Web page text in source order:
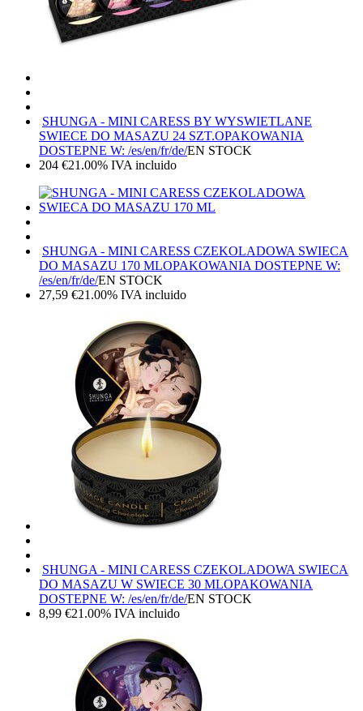
SHUNGA - MINI CARESS BY WYSWIETLANE
SWIECE DO MASAZU 24 SZT.OPAKOWANIA
DOSTEPNE W: /es/en/fr/de/EN STOCK
204 €21.00% IVA incluido
SHUNGA - MINI CARESS CZEKOLADOWA SWIECA
DO MASAZU 170 MLOPAKOWANIA DOSTEPNE W:
/es/en/fr/de/EN STOCK
27,59 €21.00% IVA incluido
SHUNGA - MINI CARESS CZEKOLADOWA SWIECA
DO MASAZU W SWIECE 30 MLOPAKOWANIA
DOSTEPNE W: /es/en/fr/de/EN STOCK
8,99 €21.00% IVA incluido